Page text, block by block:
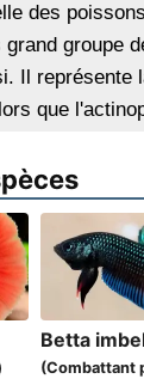
des
groupe
Il représente
que
Betta
(Combattant